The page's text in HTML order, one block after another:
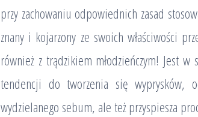
przy zachowaniu odpowiednich zasad
znany i kojarzony ze swoich właściwości
również z trądzikiem młodzieńczym! Jest
tendencji do tworzenia się wyprysków,
wydzielanego sebum, ale też przyspiesza